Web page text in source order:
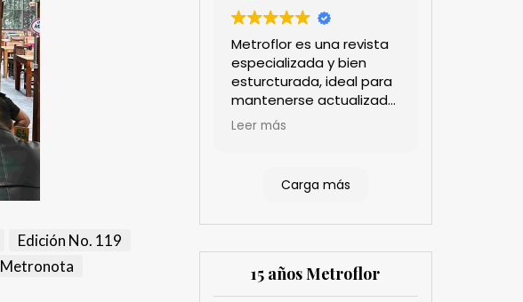
Edición No. 119
Metronota
Metroflor es una revista
especializada y bien
esturcturada, ideal para
mantenerse actualizado
en el sector floricultor.
estratégica, las
sector así como los
cubrimientos de los
eventos sociales de las
compañías. Es una
Leer más
Carga más
15 años Metroflor